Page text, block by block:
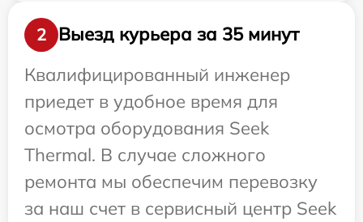
2
Выезд курьера за 35 минут
Квалифицированный инженер
приедет в удобное время для
осмотра оборудования Seek
Thermal. В случае сложного
ремонта мы обеспечим перевозку
за наш счет в сервисный центр Seek